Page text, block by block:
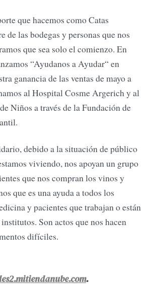
que hacemos como Catas
de las bodegas y personas que nos
que sea solo el comienzo. En
“Ayudanos a Ayudar“ en
ganancia de las ventas de mayo a
al Hospital Cosme Argerich y al
Niños a través de la Fundación de
debido a la situación de público
viviendo, nos apoyan un grupo
que nos compran los vinos y
que es una ayuda a todos los
y pacientes que trabajan o están
Son actos que nos hacen
difíciles.
.